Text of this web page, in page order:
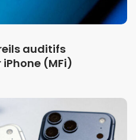
auditifs
(MFi)